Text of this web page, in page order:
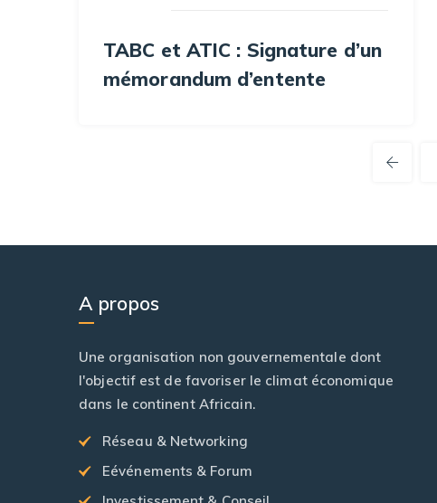
TABC et ATIC : Signature d’un
mémorandum d’entente
A propos
Une organisation non gouvernementale dont
l'objectif est de favoriser le climat économique
dans le continent Africain.
Réseau & Networking
Eévénements & Forum